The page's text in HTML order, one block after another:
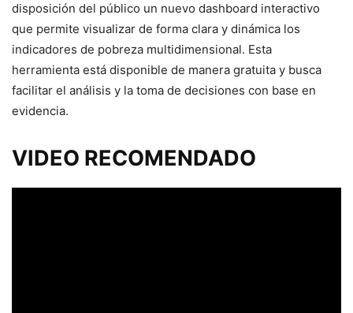
disposición del público un nuevo dashboard interactivo
que permite visualizar de forma clara y dinámica los
indicadores de pobreza multidimensional. Esta
herramienta está disponible de manera gratuita y busca
facilitar el análisis y la toma de decisiones con base en
evidencia.
VIDEO RECOMENDADO